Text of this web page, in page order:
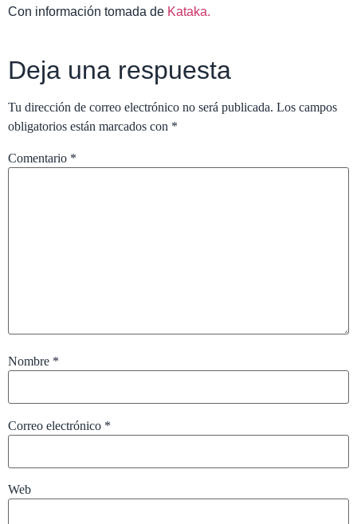
Con información tomada de Kataka.
Deja una respuesta
Tu dirección de correo electrónico no será publicada. Los campos
obligatorios están marcados con *
Comentario *
Nombre *
Correo electrónico *
Web